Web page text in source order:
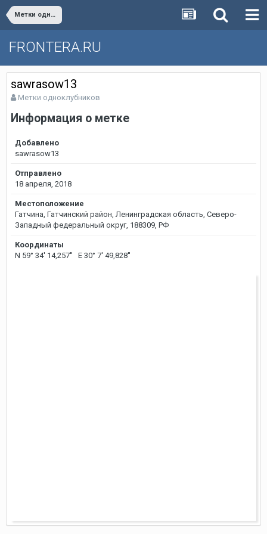
Метки одноклубников
FRONTERA.RU
sawrasow13
Метки одноклубников
Информация о метке
Добавлено
sawrasow13
Отправлено
18 апреля, 2018
Местоположение
Гатчина, Гатчинский район, Ленинградская область, Северо-
Западный федеральный округ, 188309, РФ
Координаты
N 59° 34' 14,257'' E 30° 7' 49,828''